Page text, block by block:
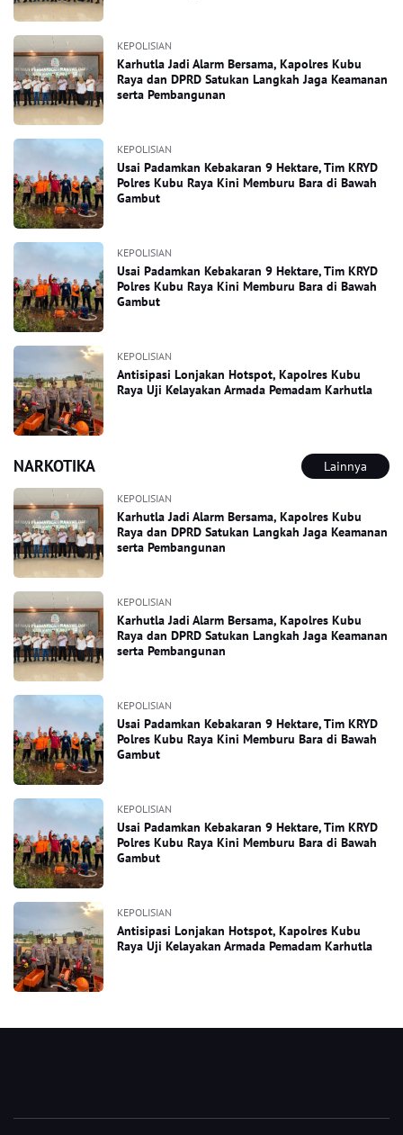
KEPOLISIAN
Karhutla Jadi Alarm Bersama, Kapolres Kubu
Raya dan DPRD Satukan Langkah Jaga Keamanan
serta Pembangunan
KEPOLISIAN
Usai Padamkan Kebakaran 9 Hektare, Tim KRYD
Polres Kubu Raya Kini Memburu Bara di Bawah
Gambut
KEPOLISIAN
Usai Padamkan Kebakaran 9 Hektare, Tim KRYD
Polres Kubu Raya Kini Memburu Bara di Bawah
Gambut
KEPOLISIAN
Antisipasi Lonjakan Hotspot, Kapolres Kubu
Raya Uji Kelayakan Armada Pemadam Karhutla
NARKOTIKA Lainnya
KEPOLISIAN
Karhutla Jadi Alarm Bersama, Kapolres Kubu
Raya dan DPRD Satukan Langkah Jaga Keamanan
serta Pembangunan
KEPOLISIAN
Karhutla Jadi Alarm Bersama, Kapolres Kubu
Raya dan DPRD Satukan Langkah Jaga Keamanan
serta Pembangunan
KEPOLISIAN
Usai Padamkan Kebakaran 9 Hektare, Tim KRYD
Polres Kubu Raya Kini Memburu Bara di Bawah
Gambut
KEPOLISIAN
Usai Padamkan Kebakaran 9 Hektare, Tim KRYD
Polres Kubu Raya Kini Memburu Bara di Bawah
Gambut
KEPOLISIAN
Antisipasi Lonjakan Hotspot, Kapolres Kubu
Raya Uji Kelayakan Armada Pemadam Karhutla